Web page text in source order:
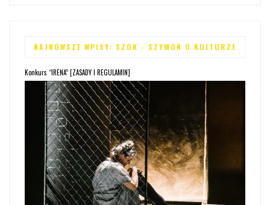
NAJNOWSZE WPISY: SZOK - SZYMON O KULTURZE
Konkurs “IRENA” [ZASADY I REGULAMIN]